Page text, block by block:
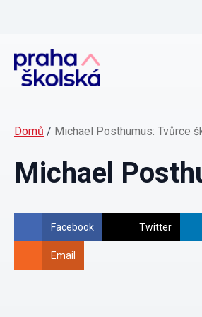
Domů / Michael Posthumus: Tvůrce
Michael
Facebook Twitter
Email